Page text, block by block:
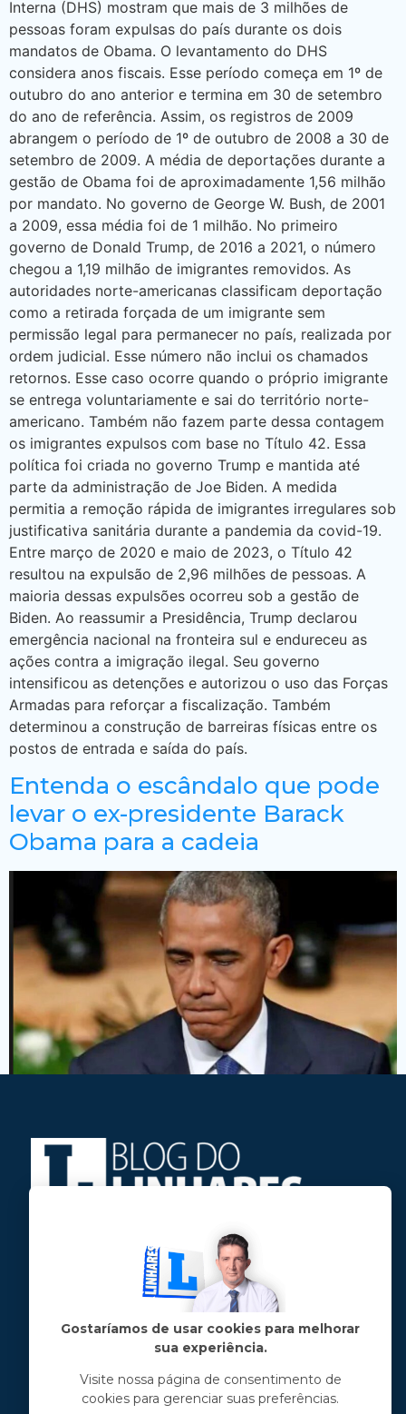
Interna (DHS) mostram que mais de 3 milhões de
pessoas foram expulsas do país durante os dois
mandatos de Obama. O levantamento do DHS
considera anos fiscais. Esse período começa em 1º de
outubro do ano anterior e termina em 30 de setembro
do ano de referência. Assim, os registros de 2009
abrangem o período de 1º de outubro de 2008 a 30 de
setembro de 2009. A média de deportações durante a
gestão de Obama foi de aproximadamente 1,56 milhão
por mandato. No governo de George W. Bush, de 2001
a 2009, essa média foi de 1 milhão. No primeiro
governo de Donald Trump, de 2016 a 2021, o número
chegou a 1,19 milhão de imigrantes removidos. As
autoridades norte-americanas classificam deportação
como a retirada forçada de um imigrante sem
permissão legal para permanecer no país, realizada por
ordem judicial. Esse número não inclui os chamados
retornos. Esse caso ocorre quando o próprio imigrante
se entrega voluntariamente e sai do território norte-
americano. Também não fazem parte dessa contagem
os imigrantes expulsos com base no Título 42. Essa
política foi criada no governo Trump e mantida até
parte da administração de Joe Biden. A medida
permitia a remoção rápida de imigrantes irregulares sob
justificativa sanitária durante a pandemia da covid-19.
Entre março de 2020 e maio de 2023, o Título 42
resultou na expulsão de 2,96 milhões de pessoas. A
maioria dessas expulsões ocorreu sob a gestão de
Biden. Ao reassumir a Presidência, Trump declarou
emergência nacional na fronteira sul e endureceu as
ações contra a imigração ilegal. Seu governo
intensificou as detenções e autorizou o uso das Forças
Armadas para reforçar a fiscalização. Também
determinou a construção de barreiras físicas entre os
postos de entrada e saída do país.
Entenda o escândalo que pode
levar o ex-presidente Barack
Obama para a cadeia
Jose Linhares Jr é maranhense.
Formado em Jornalismo, estudou filosofia
e tem pós-graduações em ciência política
e marketing político.
Menu principal
Notícias
Gostaríamos de usar cookies para melhorar
sua experiência.
Visite nossa página de consentimento de
cookies para gerenciar suas preferências.